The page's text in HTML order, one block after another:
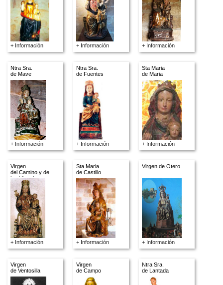
+ Información + Información + Información
Ntra Sra.
de Mave
+ Información
Ntra Sra.
de Fuentes
+ Información
Sta Maria
de Maria
+ Información
Virgen
del Camino y de
las Victorias
+ Información
Sta Maria
de Castillo
+ Información
Virgen de Otero
+ Información
Virgen
de Ventosilla
Virgen
de Campo
Ntra Sra.
de Lantada